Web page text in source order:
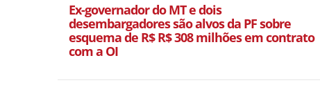
Ex-governador do MT e dois
desembargadores são alvos da PF sobre
esquema de R$ R$ 308 milhões em contrato
com a OI